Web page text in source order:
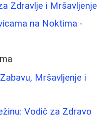
Zdravlje i Mršavljenje
na Noktima -
Mršavljenje i
Vodič za Zdravo